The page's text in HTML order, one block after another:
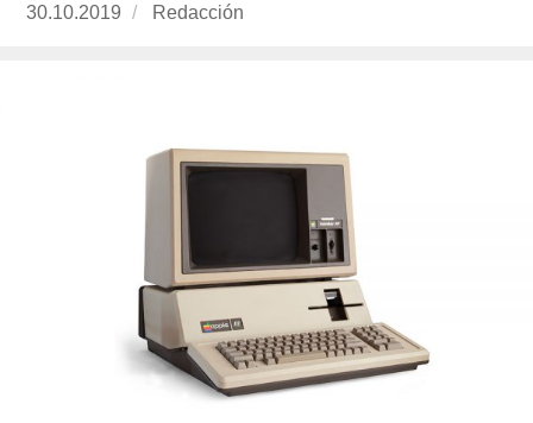
Publicado
30.10.2019 https://www.experimenta.es/author/redaccion/
Redacción